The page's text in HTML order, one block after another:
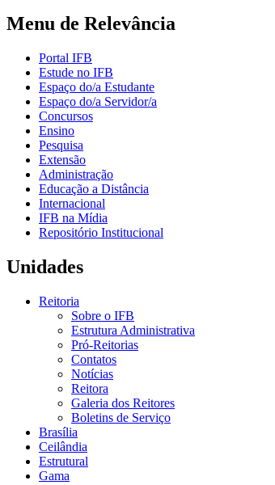
Menu de Relevância
Portal IFB
Estude no IFB
Espaço do/a Estudante
Espaço do/a Servidor/a
Concursos
Ensino
Pesquisa
Extensão
Administração
Educação a Distância
Internacional
IFB na Mídia
Repositório Institucional
Unidades
Reitoria
Sobre o IFB
Estrutura Administrativa
Pró-Reitorias
Contatos
Notícias
Reitora
Galeria dos Reitores
Boletins de Serviço
Brasília
Ceilândia
Estrutural
Gama